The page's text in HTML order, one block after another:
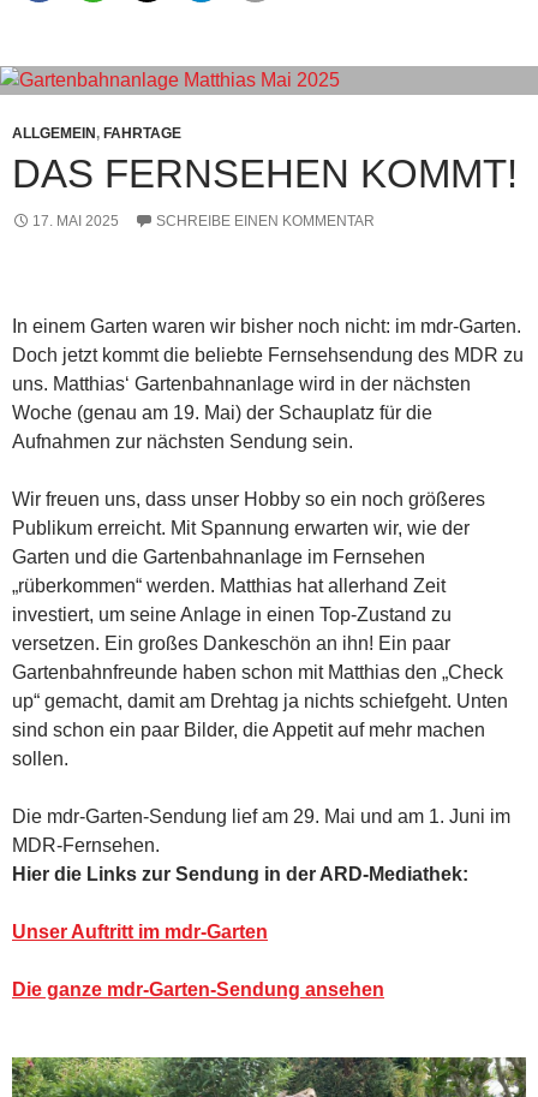
ALLGEMEIN, FAHRTAGE
DAS FERNSEHEN KOMMT!
17. MAI 2025 SCHREIBE EINEN KOMMENTAR
In einem Garten waren wir bisher noch nicht: im mdr-Garten.
Doch jetzt kommt die beliebte Fernsehsendung des MDR zu
uns. Matthias‘ Gartenbahnanlage wird in der nächsten
Woche (genau am 19. Mai) der Schauplatz für die
Aufnahmen zur nächsten Sendung sein.
Wir freuen uns, dass unser Hobby so ein noch größeres
Publikum erreicht. Mit Spannung erwarten wir, wie der
Garten und die Gartenbahnanlage im Fernsehen
„rüberkommen“ werden. Matthias hat allerhand Zeit
investiert, um seine Anlage in einen Top-Zustand zu
versetzen. Ein großes Dankeschön an ihn! Ein paar
Gartenbahnfreunde haben schon mit Matthias den „Check
up“ gemacht, damit am Drehtag ja nichts schiefgeht. Unten
sind schon ein paar Bilder, die Appetit auf mehr machen
sollen.
Die mdr-Garten-Sendung lief am 29. Mai und am 1. Juni im
MDR-Fernsehen.
Hier die Links zur Sendung in der ARD-Mediathek:
Unser Auftritt im mdr-Garten
Die ganze mdr-Garten-Sendung ansehen